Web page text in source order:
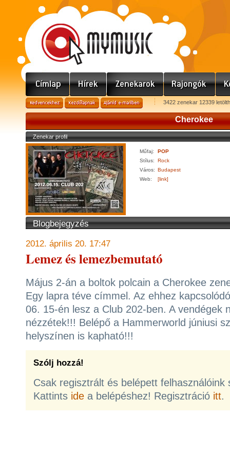
3422 zenekar 12339
Cherokee
Zenekar profil
Műfaj:
POP
Stílus:
Rock
Város: Budapest
Web:
[link]
Blogbejegyzés
2012. április 20. 17:47
Lemez és lemezbemutató
Május 2-án a boltok polcain a Cherokee
Egy lapra téve címmel. Az ehhez
06. 15-én lesz a Club 202-ben. A vendégek
nézzétek!!! Belépő a Hammerworld júniusi
helyszínen is kapható!!!
Szólj hozzá!
Csak regisztrált és belépett felhasználóink
Kattints ide a belépéshez! Regisztráció itt.